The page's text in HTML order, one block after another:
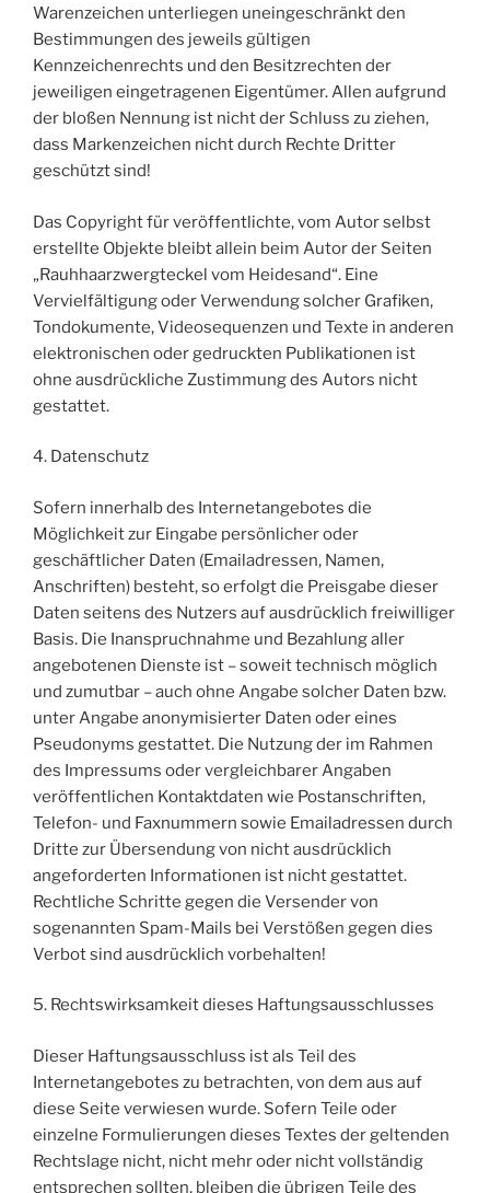
Warenzeichen unterliegen uneingeschränkt den
Bestimmungen des jeweils gültigen
Kennzeichenrechts und den Besitzrechten der
jeweiligen eingetragenen Eigentümer. Allen aufgrund
der bloßen Nennung ist nicht der Schluss zu ziehen,
dass Markenzeichen nicht durch Rechte Dritter
geschützt sind!
Das Copyright für veröffentlichte, vom Autor selbst
erstellte Objekte bleibt allein beim Autor der Seiten
„Rauhhaarzwergteckel vom Heidesand“. Eine
Vervielfältigung oder Verwendung solcher Grafiken,
Tondokumente, Videosequenzen und Texte in anderen
elektronischen oder gedruckten Publikationen ist
ohne ausdrückliche Zustimmung des Autors nicht
gestattet.
4. Datenschutz
Sofern innerhalb des Internetangebotes die
Möglichkeit zur Eingabe persönlicher oder
geschäftlicher Daten (Emailadressen, Namen,
Anschriften) besteht, so erfolgt die Preisgabe dieser
Daten seitens des Nutzers auf ausdrücklich freiwilliger
Basis. Die Inanspruchnahme und Bezahlung aller
angebotenen Dienste ist – soweit technisch möglich
und zumutbar – auch ohne Angabe solcher Daten bzw.
unter Angabe anonymisierter Daten oder eines
Pseudonyms gestattet. Die Nutzung der im Rahmen
des Impressums oder vergleichbarer Angaben
veröffentlichen Kontaktdaten wie Postanschriften,
Telefon- und Faxnummern sowie Emailadressen durch
Dritte zur Übersendung von nicht ausdrücklich
angeforderten Informationen ist nicht gestattet.
Rechtliche Schritte gegen die Versender von
sogenannten Spam-Mails bei Verstößen gegen dies
Verbot sind ausdrücklich vorbehalten!
5. Rechtswirksamkeit dieses Haftungsausschlusses
Dieser Haftungsausschluss ist als Teil des
Internetangebotes zu betrachten, von dem aus auf
diese Seite verwiesen wurde. Sofern Teile oder
einzelne Formulierungen dieses Textes der geltenden
Rechtslage nicht, nicht mehr oder nicht vollständig
entsprechen sollten, bleiben die übrigen Teile des